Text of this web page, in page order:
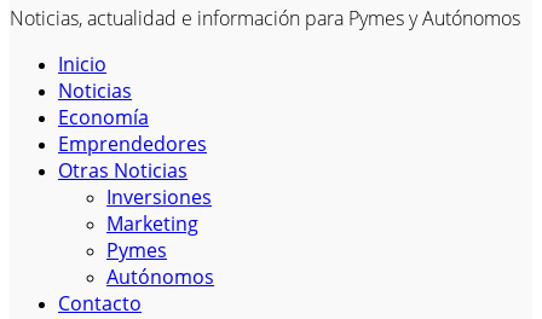
Noticias, actualidad e información para Pymes y Autónomos
Inicio
Noticias
Economía
Emprendedores
Otras Noticias
Inversiones
Marketing
Pymes
Autónomos
Contacto